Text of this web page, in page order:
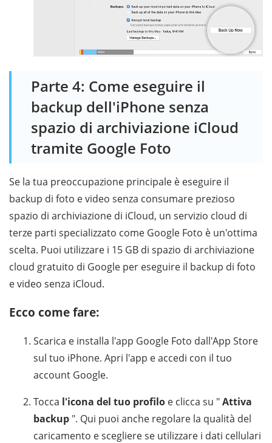
Parte 4: Come eseguire il
backup dell'iPhone senza
spazio di archiviazione iCloud
tramite Google Foto
Se la tua preoccupazione principale è eseguire il
backup di foto e video senza consumare prezioso
spazio di archiviazione di iCloud, un servizio cloud di
terze parti specializzato come Google Foto è un'ottima
scelta. Puoi utilizzare i 15 GB di spazio di archiviazione
cloud gratuito di Google per eseguire il backup di foto
e video senza iCloud.
Ecco come fare:
Scarica e installa l'app Google Foto dall'App Store
sul tuo iPhone. Apri l'app e accedi con il tuo
account Google.
Tocca l'icona del tuo profilo e clicca su "Attiva
backup ". Qui puoi anche regolare la qualità del
caricamento e scegliere se utilizzare i dati cellulari